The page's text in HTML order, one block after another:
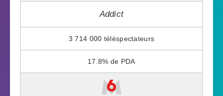
Addict
3 714 000
17.8%